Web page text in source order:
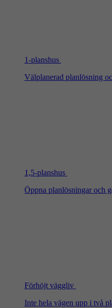
1-planshus
Välplanerad planlösning
1,5-planshus
Öppna planlösningar och
Förhöjt väggliv
Inte hela vägen upp i två